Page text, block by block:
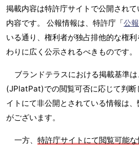
掲載内容は特許庁サイトで公開され
内容です。 公報情報は、特許庁「公
いる通り、権利者が独占排他的な権
わりに広く公示されるべきものです。
ブランドテラスにおける掲載基準
(JPlatPat)での閲覧可否に応じて判断
イトにて非公開とされている情報は
がございます。
一方、 特許庁サイトにて閲覧可能